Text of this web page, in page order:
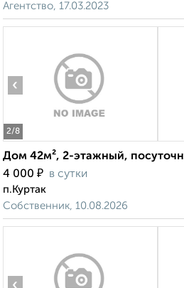
Агентство, 17.03.2023
2/8
‹
Дом 42м², 2-этажный,
4 000 ₽ в сутки
п.Куртак
Собственник, 10.08.2026